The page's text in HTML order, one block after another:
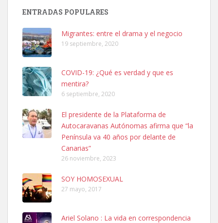
hembra, 4 años. Por motivos personales ...
Leales.org » Gran Canaria
SHIBA PERDIDO AVDA JOSE MESA Y LOPEZ
PERRO MACHO RAZA SHIBA CON MICROCHIP PERDIDO HOY
06/07/2025 ZONA MESA Y LOPEZ. ES MUY ASUSTADIZO
Leales.org » Gran Canaria
6.7.2025
Ninfa perdida
ENTRADAS POPULARES
Migrantes: entre el drama y el negocio
19 septiembre, 2020
COVID-19: ¿Qué es verdad y que es
mentira?
6 septiembre, 2020
El presidente de la Plataforma de
Autocaravanas Autónomas afirma que “la
Península va 40 años por delante de
Canarias”
26 noviembre, 2023
SOY HOMOSEXUAL
27 mayo, 2017
Ariel Solano : La vida en correspondencia